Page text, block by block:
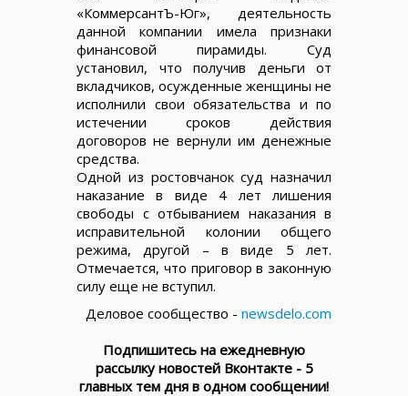
«КоммерсантЪ-Юг», деятельность
данной компании имела признаки
финансовой пирамиды. Суд
установил, что получив деньги от
вкладчиков, осужденные женщины не
исполнили свои обязательства и по
истечении сроков действия
договоров не вернули им денежные
средства.
Одной из ростовчанок суд назначил
наказание в виде 4 лет лишения
свободы с отбыванием наказания в
исправительной колонии общего
режима, другой – в виде 5 лет.
Отмечается, что приговор в законную
силу еще не вступил.
Деловое сообщество - newsdelo.com
Подпишитесь на ежедневную
рассылку новостей Вконтакте - 5
главных тем дня в одном сообщении!